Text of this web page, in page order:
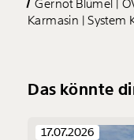
kannst.
Gernot Blümel
Karmasin
System
Das könnte
17.07.2026